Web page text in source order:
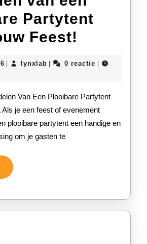
Partytent
Feest!
Handige
van
een
Jouw
25
lynxlablynxlab0 reactie
je een feest of evenement
plooibare partytent een handige en
om je gasten te
Lees
Verder